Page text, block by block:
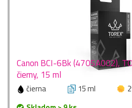
Canon BCI-6Bk (4705A002),
čierny, 15 ml
čierna 15 ml